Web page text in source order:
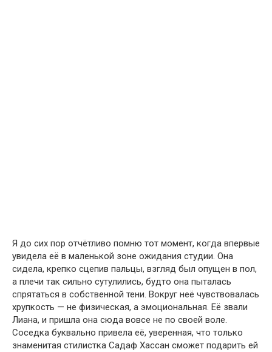
Я до сих пор отчётливо помню тот момент, когда впервые
увидела её в маленькой зоне ожидания студии. Она
сидела, крепко сцепив пальцы, взгляд был опущен в пол,
а плечи так сильно сутулились, будто она пыталась
спрятаться в собственной тени. Вокруг неё чувствовалась
хрупкость — не физическая, а эмоциональная. Её звали
Лиана, и пришла она сюда вовсе не по своей воле.
Соседка буквально привела её, уверенная, что только
знаменитая стилистка Садаф Хассан сможет подарить ей